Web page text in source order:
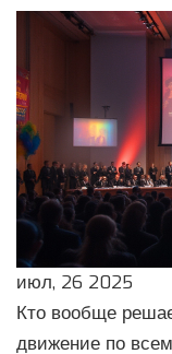
июл, 26 2025
Кто вообще
движение по